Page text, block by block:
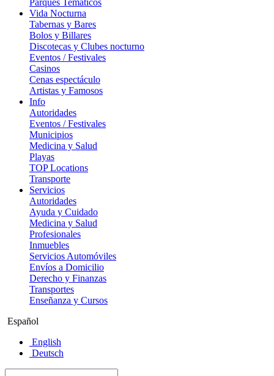
Parques Temáticos
Vida Nocturna
Tabernas y Bares
Bolos y Billares
Discotecas y Clubes nocturno
Eventos / Festivales
Casinos
Cenas espectáculo
Artistas y Famosos
Info
Autoridades
Eventos / Festivales
Municipios
Medicina y Salud
Playas
TOP Locations
Transporte
Servicios
Autoridades
Ayuda y Cuidado
Medicina y Salud
Profesionales
Inmuebles
Servicios Automóviles
Envíos a Domicilio
Derecho y Finanzas
Transportes
Enseñanza y Cursos
Español
English
Deutsch